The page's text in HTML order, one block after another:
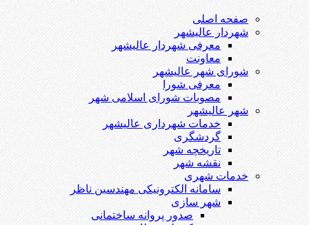
صفحه اصلی
شهردار عالیشهر
معرفی شهردار عالیشهر
معاونت
شورای شهر عالیشهر
معرفی شورا
مصوبات شورای اسلامی شهر
شهر عالیشهر
خدمات شهرداری عالیشهر
گردشگری
تاریخچه شهر
نقشه شهر
خدمات شهری
سامانه الکترونیکی مهندسین ناظر
شهر سازی
صدور پروانه ساختمانی